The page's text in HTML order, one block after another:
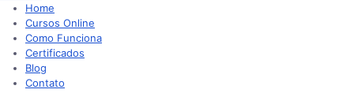
Home
Cursos Online
Como Funciona
Certificados
Blog
Contato